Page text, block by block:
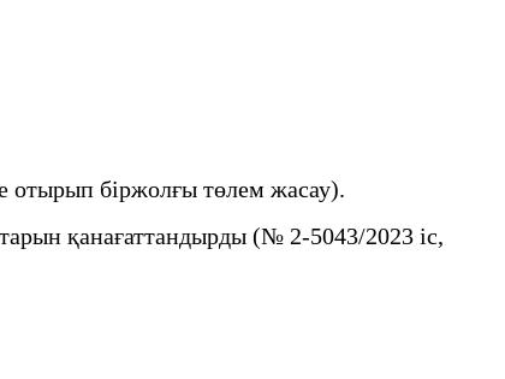
отырып біржолғы төлем жасау).
қанағаттандырды (№ 2-5043/2023 іс,